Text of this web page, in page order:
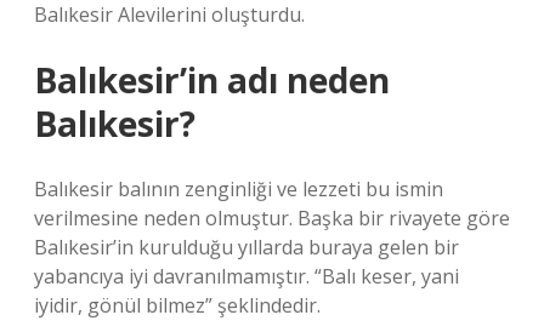
Balıkesir Alevilerini oluşturdu.
Balıkesir’in adı neden
Balıkesir?
Balıkesir balının zenginliği ve lezzeti bu ismin
verilmesine neden olmuştur. Başka bir rivayete göre
Balıkesir’in kurulduğu yıllarda buraya gelen bir
yabancıya iyi davranılmamıştır. “Balı keser, yani
iyidir, gönül bilmez” şeklindedir.